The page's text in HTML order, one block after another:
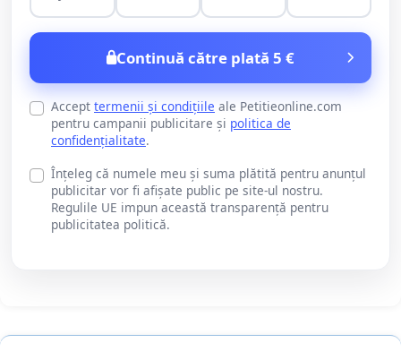
Continuă către plată 5 €
Accept termenii și condițiile ale Petitieonline.com
pentru campanii publicitare și politica de
confidențialitate.
Înțeleg că numele meu și suma plătită pentru anunțul
publicitar vor fi afișate public pe site-ul nostru.
Regulile UE impun această transparență pentru
publicitatea politică.